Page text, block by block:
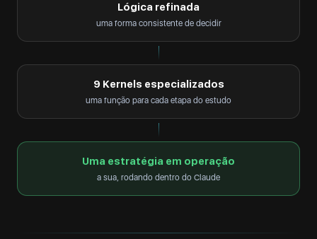
Lógica refinada
uma forma consistente de decidir
9 Kernels especializados
uma função para cada etapa do estudo
Uma estratégia em operação
a sua, rodando dentro do Claude